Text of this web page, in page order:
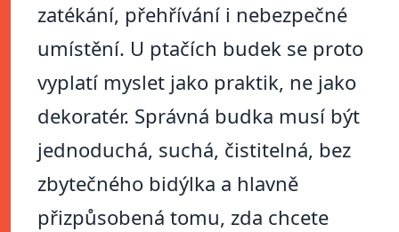
zatékání, přehřívání i nebezpečné
umístění. U ptačích budek se proto
vyplatí myslet jako praktik, ne jako
dekoratér. Správná budka musí být
jednoduchá, suchá, čistitelná, bez
zbytečného bidýlka a hlavně
přizpůsobená tomu, zda chcete